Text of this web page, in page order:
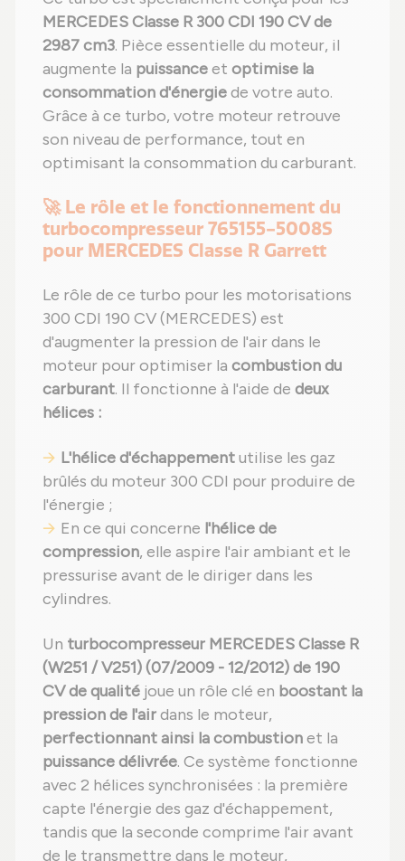
MERCEDES Classe R 300 CDI 190 CV de
2987 cm3. Pièce essentielle du moteur, il
augmente la puissanceet optimise la
consommation d'énergiede votre auto.
Grâce à ce turbo, votre moteur retrouve
son niveau de performance, tout en
optimisant la consommation du carburant.
🚀 Le rôle et le fonctionnement du
turbocompresseur 765155-5008S
pour MERCEDES Classe R Garrett
Le rôle de ce turbo pour les motorisations
300 CDI 190 CV (MERCEDES) est
d'augmenter la pression de l'air dans le
moteur pour optimiser la combustion du
carburant. Il fonctionne à l'aide de deux
hélices :
L'hélice d'échappementutilise les gaz
brûlés du moteur 300 CDI pour produire de
l'énergie ;
En ce qui concerne l'hélice de
compression, elle aspire l'air ambiant et le
pressurise avant de le diriger dans les
cylindres.
Un turbocompresseur MERCEDES Classe R
(W251 / V251) (07/2009 - 12/2012) de 190
CV de qualité joue un rôle clé en boostant la
pression de l'airdans le moteur,
perfectionnant ainsi la combustionet la
puissance délivrée. Ce système fonctionne
avec 2 hélices synchronisées : la première
capte l'énergie des gaz d'échappement,
tandis que la seconde comprime l'air avant
de le transmettre dans le moteur,